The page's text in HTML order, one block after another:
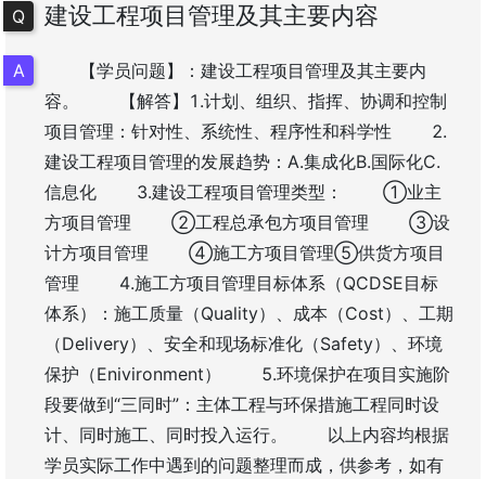
建设工程项目管理及其主要内容
【学员问题】：建设工程项目管理及其主要内
容。 【解答】1.计划、组织、指挥、协调和控制
项目管理：针对性、系统性、程序性和科学性 2.
建设工程项目管理的发展趋势：A.集成化B.国际化C.
信息化 3.建设工程项目管理类型： ①业主
方项目管理 ②工程总承包方项目管理 ③设
计方项目管理 ④施工方项目管理⑤供货方项目
管理 4.施工方项目管理目标体系（QCDSE目标
体系）：施工质量（Quality）、成本（Cost）、工期
（Delivery）、安全和现场标准化（Safety）、环境
保护（Enivironment） 5.环境保护在项目实施阶
段要做到“三同时”：主体工程与环保措施工程同时设
计、同时施工、同时投入运行。 以上内容均根据
学员实际工作中遇到的问题整理而成，供参考，如有